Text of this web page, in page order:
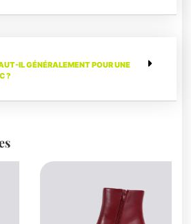
IL GÉNÉRALEMENT POUR UNE
?